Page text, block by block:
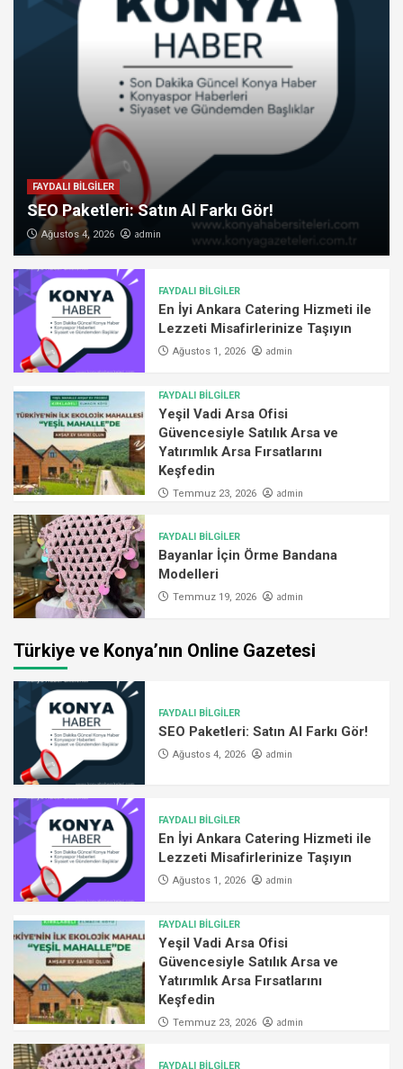
FAYDALI BİLGİLER
SEO Paketleri: Satın Al Farkı Gör!
Ağustos 4, 2026 admin
FAYDALI BİLGİLER
En İyi Ankara Catering Hizmeti ile
Lezzeti Misafirlerinize Taşıyın
Ağustos 1, 2026 admin
FAYDALI BİLGİLER
Yeşil Vadi Arsa Ofisi
Güvencesiyle Satılık Arsa ve
Yatırımlık Arsa Fırsatlarını
Keşfedin
Temmuz 23, 2026 admin
FAYDALI BİLGİLER
Bayanlar İçin Örme Bandana
Modelleri
Temmuz 19, 2026 admin
Türkiye ve Konya’nın Online Gazetesi
FAYDALI BİLGİLER
SEO Paketleri: Satın Al Farkı Gör!
Ağustos 4, 2026 admin
FAYDALI BİLGİLER
En İyi Ankara Catering Hizmeti ile
Lezzeti Misafirlerinize Taşıyın
Ağustos 1, 2026 admin
FAYDALI BİLGİLER
Yeşil Vadi Arsa Ofisi
Güvencesiyle Satılık Arsa ve
Yatırımlık Arsa Fırsatlarını
Keşfedin
Temmuz 23, 2026 admin
FAYDALI BİLGİLER